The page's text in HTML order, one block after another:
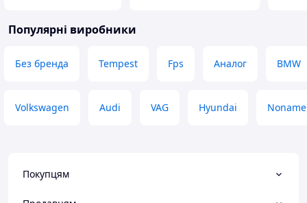
Популярні виробники
Без бренда Tempest Fps Аналог BMW
Volkswagen Audi VAG Hyundai Noname
Покупцям